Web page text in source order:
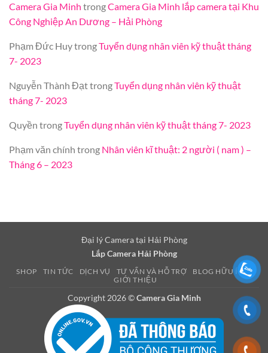
Camera Gia Minh trongCamera Gia Minh lắp camera tại Khu
Công Nghiệp An Dương – Hải Phòng
Phạm Đức HuytrongTuyển dụng nhân viên kỹ thuật tháng
7- 2023
Nguyễn Thành ĐạttrongTuyển dụng nhân viên kỹ thuật
tháng 7- 2023
Quyền trongTuyển dụng nhân viên kỹ thuật tháng 7- 2023
Phạm văn chính trong Nhân viên kĩ thuật: 2 người ( nam ) –
Tháng 6 – 2023
Đại lý Camera tại Hải Phòng
Lắp Camera Hải Phòng
SHOP TIN TỨC DỊCH VỤ TƯ VẤN VÀ HỖ TRỢ
BLOG HỮU ÍCH
GIỚI THIỆU
Copyright 2026 ©Camera Gia Minh